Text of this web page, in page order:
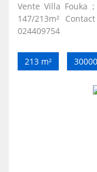
Vente Villa Fouka
147/213m² Contact : 0549 96 00 40 / 0696543596 /
024409754
213 m²